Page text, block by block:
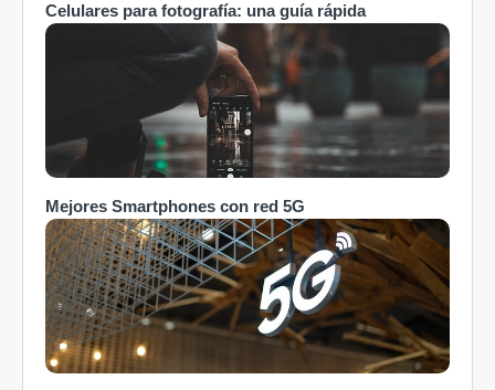
Celulares para fotografía: una guía rápida
Mejores Smartphones con red 5G